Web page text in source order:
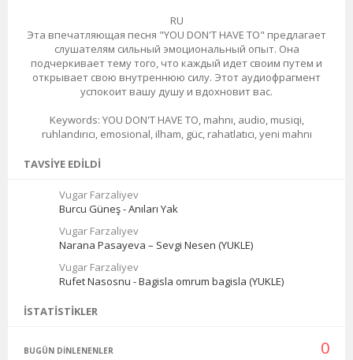
RU
Эта впечатляющая песня "YOU DON'T HAVE TO" предлагает
слушателям сильный эмоциональный опыт. Она
подчеркивает тему того, что каждый идет своим путем и
открывает свою внутреннюю силу. Этот аудиофрагмент
успокоит вашу душу и вдохновит вас.
Keywords: YOU DON'T HAVE TO, mahnı, audio, musiqi,
ruhlandırıcı, emosional, ilham, güc, rahatlatıcı, yeni mahnı
TAVSIYE EDILDI
Vugar Farzaliyev
Burcu Güneş - Anıları Yak
Vugar Farzaliyev
Narana Pasayeva – Sevgi Nesen (YUKLE)
Vugar Farzaliyev
Rufet Nasosnu - Bagisla omrum bagisla (YUKLE)
İSTATISTIKLER
BUGÜN DINLENENLER 0